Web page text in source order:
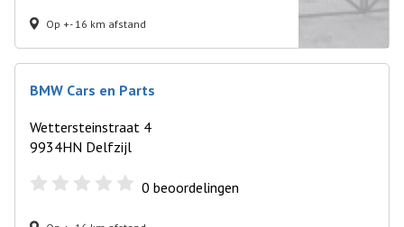
Op +- 16 km afstand
BMW Cars en Parts
Wettersteinstraat 4
9934HN Delfzijl
0 beoordelingen